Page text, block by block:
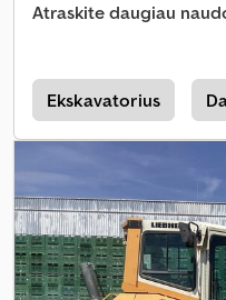
Atraskite daugiau
Ekskavatorius